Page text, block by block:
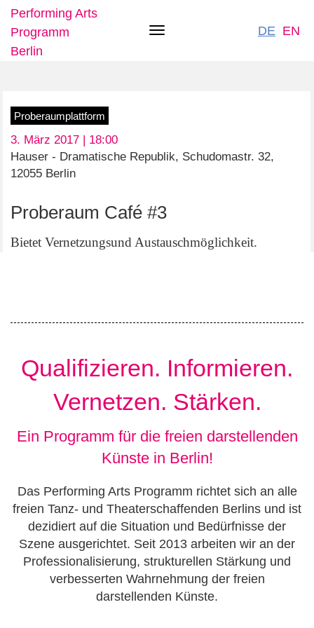
Direkt
zum
Inhalt
Toggle
Performing Arts
Programm
Berlin
DE EN
Proberaumplattform
3. März 2017 | 18:00
Hauser - Dramatische Republik, Schudomastr. 32,
12055 Berlin
Proberaum Café #3
Bietet Vernetzungsund Austauschmöglichkeit.
Qualifizieren. Informieren.
Vernetzen. Stärken.
Ein Programm für die freien darstellenden
Künste in Berlin!
Das Performing Arts Programm richtet sich an alle
freien Tanz- und Theaterschaffenden Berlins und ist
dezidiert auf die Situation und Bedürfnisse der
Szene ausgerichtet. Seit 2013 arbeiten wir an der
Professionalisierung, strukturellen Stärkung und
verbesserten Wahrnehmung der freien
darstellenden Künste.